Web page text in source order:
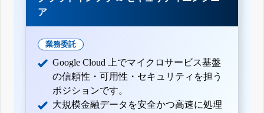
ア
業務委託
Google Cloud 上でマイクロサービス基盤
の信頼性・可用性・セキュリティを担う
ポジションです。
大規模金融データを安全かつ高速に処理